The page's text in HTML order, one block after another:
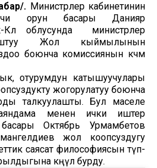
. Министрлер кабинетинин
орун басары Данияр
облусунда министрлер
Жол кыймылынын
боюнча комиссиянын көчмө
отурумдун катышуучулары
жогорулатуу боюнча
талкуулашты. Бул маселе
менен ички иштер
Октябрь Урмамбетов
жол коопсуздугу
саясат философиясын түп-
көңүл бурду.